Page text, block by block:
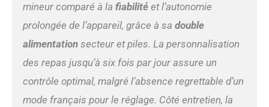
Maman a découvert que cet
distributeur de croquettes
10 secondes de voix
personnalisée. C'est ainsi
que j'entendais ma chère
maman me parler avant de
manger : "Bébé, viens vite
mineur comparé à la fiabilitéet l’autonomie
prolongée de l’appareil, grâce à sa double
alimentationsecteur et piles. La personnalisation
des repas jusqu’à six fois par jour assure un
contrôle optimal, malgré l’absence regrettable d’un
mode français pour le réglage. Côté entretien, la